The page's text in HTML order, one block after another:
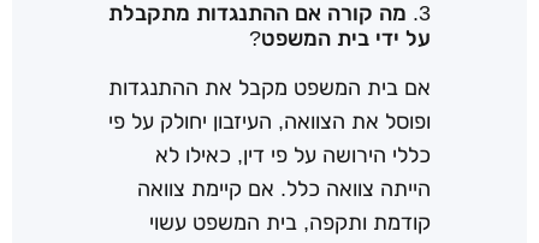
3. מה קורה אם ההתנגדות מתקבלת
על ידי בית המשפט?
אם בית המשפט מקבל את ההתנגדות
ופוסל את הצוואה, העיזבון יחולק על פי
כללי הירושה על פי דין, כאילו לא
הייתה צוואה כלל. אם קיימת צוואה
קודמת ותקפה, בית המשפט עשוי